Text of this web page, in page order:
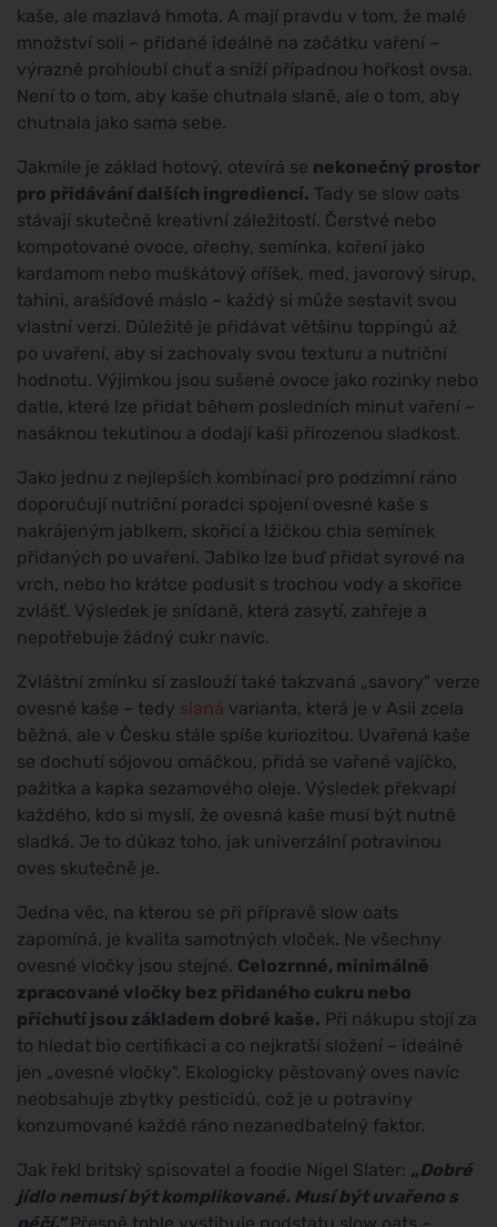
kaše, ale mazlavá hmota. A mají pravdu v tom, že malé
množství soli – přidané ideálně na začátku vaření –
výrazně prohloubí chuť a sníží případnou hořkost ovsa.
Není to o tom, aby kaše chutnala slaně, ale o tom, aby
chutnala jako sama sebe.
Jakmile je základ hotový, otevírá se nekonečný prostor
pro přidávání dalších ingrediencí. Tady se slow oats
stávají skutečně kreativní záležitostí. Čerstvé nebo
kompotované ovoce, ořechy, semínka, koření jako
kardamom nebo muškátový oříšek, med, javorový sirup,
tahini, arašídové máslo – každý si může sestavit svou
vlastní verzi. Důležité je přidávat většinu toppingů až
po uvaření, aby si zachovaly svou texturu a nutriční
hodnotu. Výjimkou jsou sušené ovoce jako rozinky nebo
datle, které lze přidat během posledních minut vaření –
nasáknou tekutinou a dodají kaši přirozenou sladkost.
Jako jednu z nejlepších kombinací pro podzimní ráno
doporučují nutriční poradci spojení ovesné kaše s
nakrájeným jablkem, skořicí a lžičkou chia semínek
přidaných po uvaření. Jablko lze buď přidat syrové na
vrch, nebo ho krátce podusit s trochou vody a skořice
zvlášť. Výsledek je snídaně, která zasytí, zahřeje a
nepotřebuje žádný cukr navíc.
Zvláštní zmínku si zaslouží také takzvaná „savory" verze
ovesné kaše – tedy slaná varianta, která je v Asii zcela
běžná, ale v Česku stále spíše kuriozitou. Uvařená kaše
se dochutí sójovou omáčkou, přidá se vařené vajíčko,
pažitka a kapka sezamového oleje. Výsledek překvapí
každého, kdo si myslí, že ovesná kaše musí být nutně
sladká. Je to důkaz toho, jak univerzální potravinou
oves skutečně je.
Jedna věc, na kterou se při přípravě slow oats
zapomíná, je kvalita samotných vloček. Ne všechny
ovesné vločky jsou stejné. Celozrnné, minimálně
zpracované vločky bez přidaného cukru nebo
příchutí jsou základem dobré kaše. Při nákupu stojí za
to hledat bio certifikaci a co nejkratší složení – ideálně
jen „ovesné vločky". Ekologicky pěstovaný oves navíc
neobsahuje zbytky pesticidů, což je u potraviny
konzumované každé ráno nezanedbatelný faktor.
Jak řekl britský spisovatel a foodie Nigel Slater: „Dobré
jídlo nemusí být komplikované. Musí být uvařeno s
péčí."Přesně tohle vystihuje podstatu slow oats –